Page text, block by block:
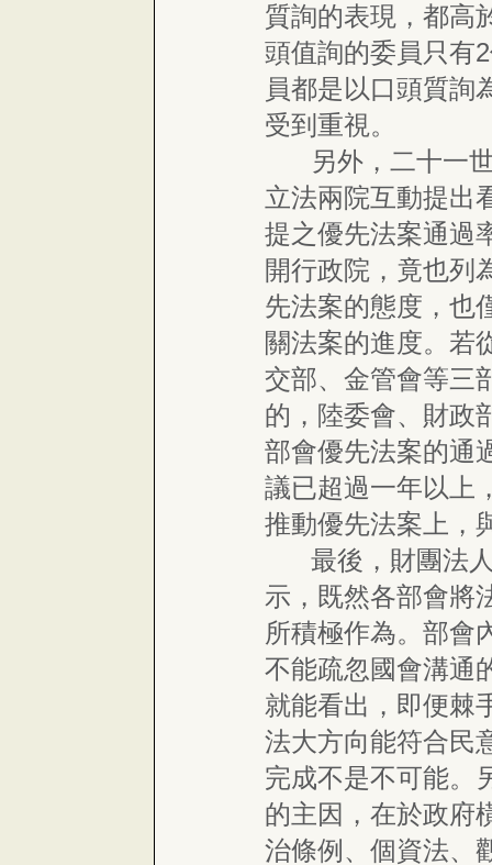
質詢的表現，都高
頭值詢的委員只有
員都是以口頭質詢
受到重視。
另外，二十一世
立法兩院互動提出
提之優先法案通過
開行政院，竟也列
先法案的態度，也
關法案的進度。若
交部、金管會等三
的，陸委會、財政
部會優先法案的通
議已超過一年以上
推動優先法案上，
最後，財團法人
示，既然各部會將
所積極作為。部會
不能疏忽國會溝通
就能看出，即便棘
法大方向能符合民
完成不是不可能。
的主因，在於政府
治條例、個資法、